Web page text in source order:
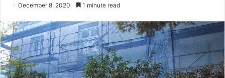
December 8, 2020 1 minute read